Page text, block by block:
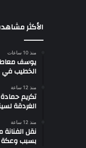
الأكثر
منذ 10 ساعات
يوسف
الخطيب في
منذ 12 ساعة
تكريم
الغردقة
منذ 12 ساعة
نقل
بسبب وعكة